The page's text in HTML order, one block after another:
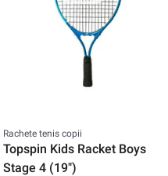
Rachete tenis copii
Topspin Kids Racket Boys
Stage 4 (19")